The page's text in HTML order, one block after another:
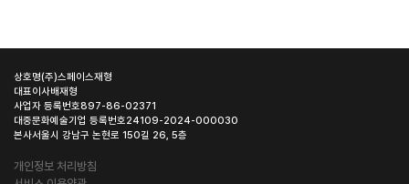
상호명(주)스페이스재형
대표이사배재형
사업자 등록번호897-86-02371
대중문화예술기업 등록번호24109-2024-000030
본사서울시 강남구 논현로 150길 26, 5층
개인정보 처리방침